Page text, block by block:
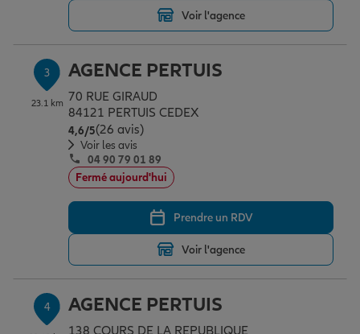
Garantie des accidents de la vie
Assurance scolaire
Protection juridique
Tous nos devis d'assurance
Voir l'agence
3
23.1 km
AGENCE PERTUIS
70 RUE GIRAUD
84121 PERTUIS CEDEX
4,6/5Note de 4.6 sur 5
(26 avis)
Voir les avis
04 90 79 01 89
Fermé aujourd'hui
Prendre un RDV
Voir l'agence
4 AGENCE PERTUIS
138 COURS DE LA REPUBLIQUE